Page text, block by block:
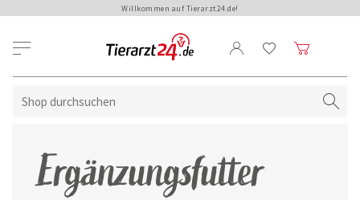
Willkommen auf Tierarzt24.de!
Ergänzungsfutter